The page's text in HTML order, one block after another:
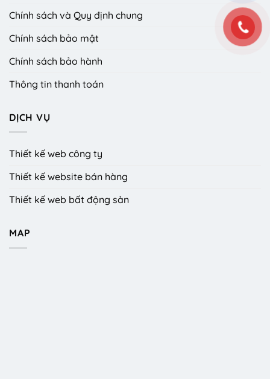
Chính sách và Quy định chung
Chính sách bảo mật
Chính sách bảo hành
Thông tin thanh toán
DỊCH VỤ
Thiết kế web công ty
Thiết kế website bán hàng
Thiết kế web bất động sản
MAP